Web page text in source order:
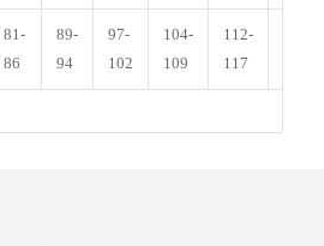
81-
86
89-
94
97-
102
104-
109
112-
117